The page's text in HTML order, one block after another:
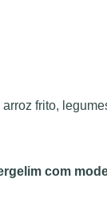
frito,
com